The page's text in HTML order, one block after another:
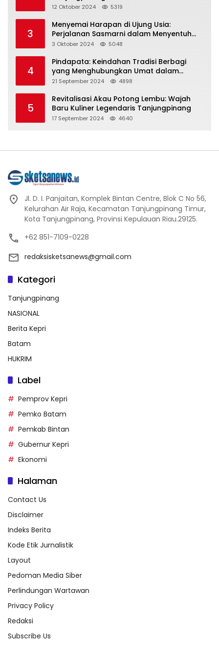
Representasi
12 Oktober 2024 5319
3
Menyemai Harapan di Ujung Usia:
Perjalanan Sasmarni dalam Menyentuh
Hati dan Jiwa
3 Oktober 2024 5048
4
Pindapata: Keindahan Tradisi Berbagi
yang Menghubungkan Umat dalam
Spiritualitas dan Kebersamaan dalam
21 September 2024 4898
5
Revitalisasi Akau Potong Lembu: Wajah
Baru Kuliner Legendaris Tanjungpinang
17 September 2024 4640
Jl. D. I. Panjaitan, Komplek Bintan Centre, Blok C No 56,
Kelurahan Air Raja, Kecamatan Tanjungpinang Timur,
Kota Tanjungpinang, Provinsi Kepulauan Riau.29125.
+62 851-7109-0228
redaksisketsanews@gmail.com
Kategori
Tanjungpinang
NASIONAL
Berita Kepri
Batam
HUKRIM
Label
Pemprov Kepri
Pemko Batam
Pemkab Bintan
Gubernur Kepri
Ekonomi
Halaman
Contact Us
Disclaimer
Indeks Berita
Kode Etik Jurnalistik
Layout
Pedoman Media Siber
Perlindungan Wartawan
Privacy Policy
Redaksi
Subscribe Us